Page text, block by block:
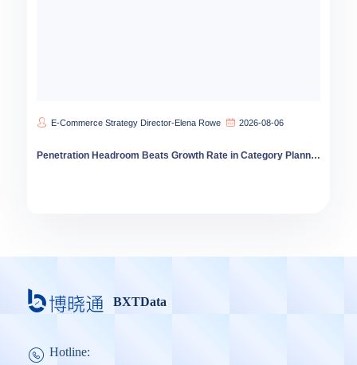
E-Commerce Strategy Director-Elena Rowe 2026-08-06
Penetration Headroom Beats Growth Rate in Category Planning
BXTData
Hotline: